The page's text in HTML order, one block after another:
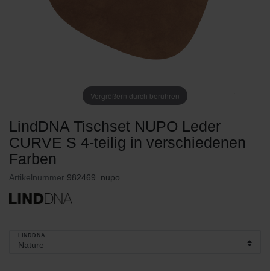
Vergrößern durch berühren
LindDNA Tischset NUPO Leder
CURVE S 4-teilig in verschiedenen
Farben
Artikelnummer 982469_nupo
LINDDNA